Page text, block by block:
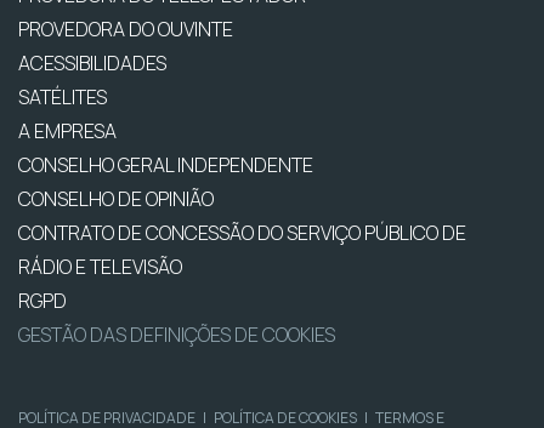
PROVEDORA DO OUVINTE
ACESSIBILIDADES
SATÉLITES
A EMPRESA
CONSELHO GERAL INDEPENDENTE
CONSELHO DE OPINIÃO
CONTRATO DE CONCESSÃO DO SERVIÇO PÚBLICO DE
RÁDIO E TELEVISÃO
RGPD
GESTÃO DAS DEFINIÇÕES DE COOKIES
POLÍTICA DE PRIVACIDADE | POLÍTICA DE COOKIES | TERMOS E